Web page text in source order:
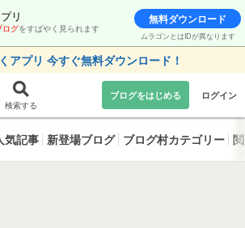
リ
ログをすばやく見られます
無料ダウンロード
ムラゴンとはIDが異なります
アプリ 今すぐ無料ダウンロード！
検索する
ブログをはじめる ログイン
気記事 新登場ブログ ブログ村カテゴリー